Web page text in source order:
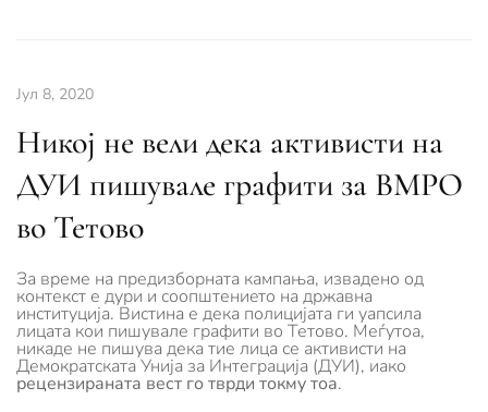
Јул 8, 2020
Никој не вели дека активисти на
ДУИ пишувале графити за ВМРО
во Тетово
За време на предизборната кампања, извадено од
контекст е дури и соопштениeтo на државна
институција. Вистина е дека полицијата ги уапсила
лицата кои пишувале графити во Тетово. Меѓутоа,
никаде не пишува дека тие лица се активисти на
Демократската Унија за Интеграција (ДУИ), иако
рецензираната вест го тврди токму тоа.